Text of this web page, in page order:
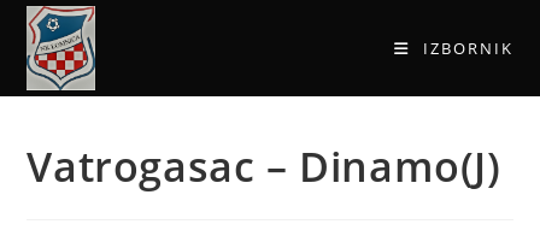
IZBORNIK
Vatrogasac – Dinamo(J)